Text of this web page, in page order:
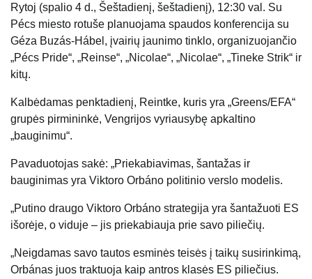
Rytoj (spalio 4 d., Šeštadienį, šeštadienį), 12:30 val. Su
Pécs miesto rotuše planuojama spaudos konferencija su
Géza Buzás-Hábel, įvairių jaunimo tinklo, organizuojančio
„Pécs Pride“, „Reinse“, „Nicolae“, „Nicolae“, „Tineke Strik“ ir
kitų.
Kalbėdamas penktadienį, Reintke, kuris yra „Greens/EFA“
grupės pirmininkė, Vengrijos vyriausybę apkaltino
„bauginimu“.
Pavaduotojas sakė: „Priekabiavimas, šantažas ir
bauginimas yra Viktoro Orbáno politinio verslo modelis.
„Putino draugo Viktoro Orbáno strategija yra šantažuoti ES
išorėje, o viduje – jis priekabiauja prie savo piliečių.
„Neigdamas savo tautos esminės teisės į taikų susirinkimą,
Orbánas juos traktuoja kaip antros klasės ES piliečius.